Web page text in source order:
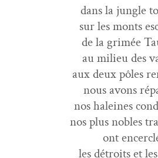
dans la jun­gle
sur les monts
de la grimée
au milieu des
aux deux pôles
nous avons
nos haleines
nos plus nobles
ont
les détroits et